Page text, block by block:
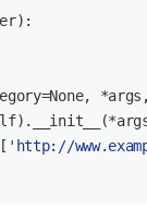
):
None,
'http://